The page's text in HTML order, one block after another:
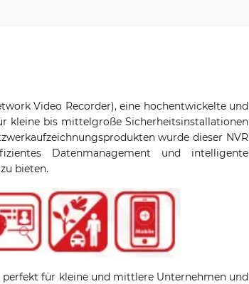
Video Recorder), eine hochentwickelte und
kleine bis mittelgroße Sicherheitsinstallationen
wurde dieser NVR
Datenmanagement und intelligente
bieten.
perfekt für kleine und mittlere Unternehmen und